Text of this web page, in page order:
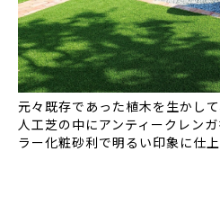
元々既存であった植木を生かし
人工芝の中にアンティークレン
ラー化粧砂利で明るい印象に仕上